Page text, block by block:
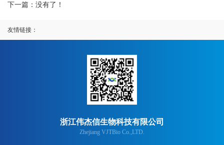
下一篇：没有了！
友情链接：
浙江伟杰信生物科技有限公司
Zhejiang VJTBio Co.,LTD.